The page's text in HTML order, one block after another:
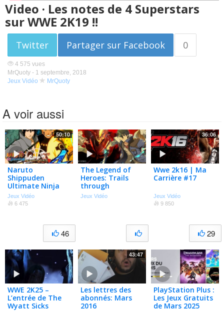
Video · Les notes de 4 Superstars
sur WWE 2K19 !!
Twitter Partager sur Facebook 0
4 575 vues
MrQuoty - 1 septembre, 2018
Jeux Vidéo
MrQuoty
A voir aussi
50:10
Naruto
Shippuden
Ultimate Ninja
Storm 4 #4
Jeux Vidéo
6 475
46
The Legend of
Heroes: Trails
through
Daybreak 2 |
Jeux Vidéo
36:06
Wwe 2k16 | Ma
Carrière #17
Jeux Vidéo
9 850
29
WWE 2K25 –
L’entrée de The
Wyatt Sicks
43:47
Les lettres des
abonnés: Mars
2016
PlayStation Plus :
Les Jeux Gratuits
de Mars 2025